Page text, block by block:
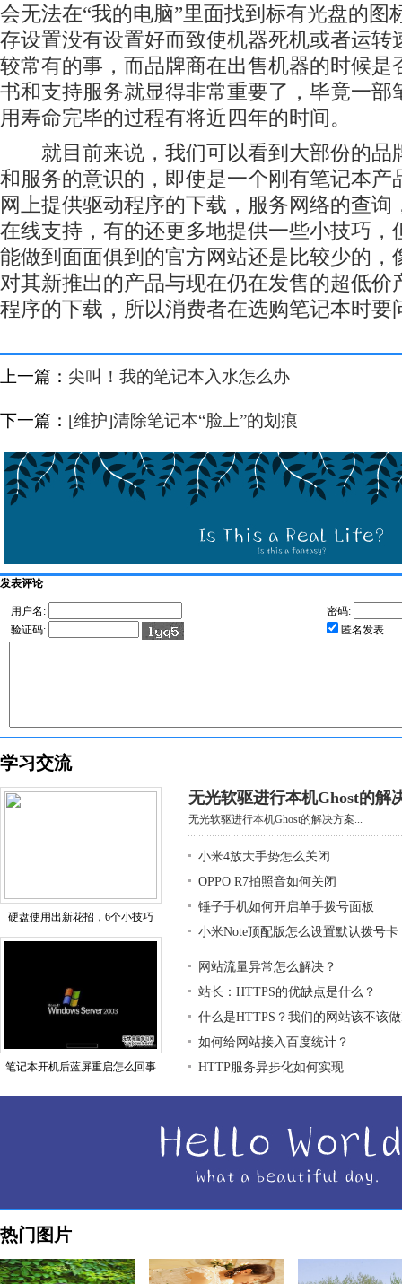
会无法在“我的电脑”里面找到标有光盘的图
存设置没有设置好而致使机器死机或者运转
较常有的事，而品牌商在出售机器的时候是
书和支持服务就显得非常重要了，毕竟一部
用寿命完毕的过程有将近四年的时间。
就目前来说，我们可以看到大部份的品
和服务的意识的，即使是一个刚有笔记本产
网上提供驱动程序的下载，服务网络的查询
在线支持，有的还更多地提供一些小技巧，
能做到面面俱到的官方网站还是比较少的，
对其新推出的产品与现在仍在发售的超低价
程序的下载，所以消费者在选购笔记本时要
上一篇： 尖叫！我的笔记本入水怎么办
下一篇： [维护]清除笔记本“脸上”的划痕
发表评论
用户名:
密码:
验证码:
匿名发表
学习交流
硬盘使用出新花招，6个小技巧
笔记本开机后蓝屏重启怎么回事
无光软驱进行本机Ghost的解
无光软驱进行本机Ghost的解决方案...
小米4放大手势怎么关闭
OPPO R7拍照音如何关闭
锤子手机如何开启单手拨号面板
小米Note顶配版怎么设置默认拨号卡
网站流量异常怎么解决？
站长：HTTPS的优缺点是什么？
什么是HTTPS？我们的网站该不该
如何给网站接入百度统计？
HTTP服务异步化如何实现
热门图片